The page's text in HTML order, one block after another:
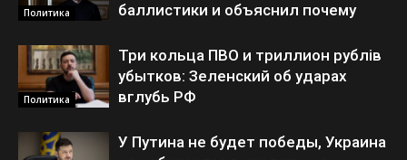
Политика
баллистики и объяснил почему
Политика
Три кольца ПВО и триллион рублів
убытков: Зеленский об ударах
вглубь РФ
У Путина не будет победы, Украина